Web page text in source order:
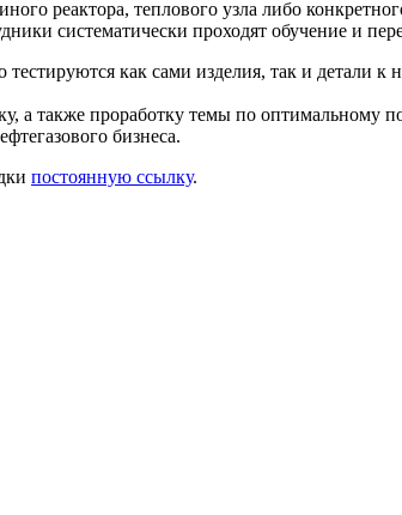
реактора, теплового узла либо
систематически проходят обучение и
как сами изделия, так и
а также проработку темы по оптимальному
бизнеса.
постоянную ссылку.